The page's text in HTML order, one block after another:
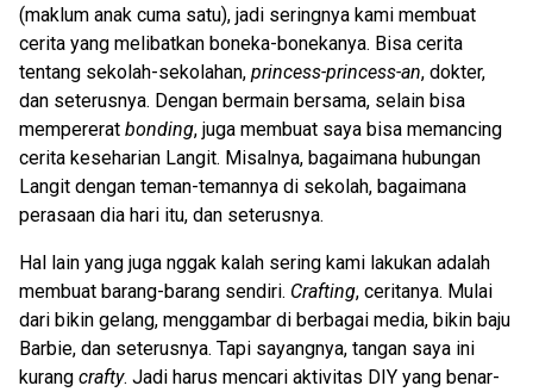
(maklum anak cuma satu), jadi seringnya kami membuat
cerita yang melibatkan boneka-bonekanya. Bisa cerita
tentang sekolah-sekolahan, princess-princess-an, dokter,
dan seterusnya. Dengan bermain bersama, selain bisa
mempererat bonding, juga membuat saya bisa memancing
cerita keseharian Langit. Misalnya, bagaimana hubungan
Langit dengan teman-temannya di sekolah, bagaimana
perasaan dia hari itu, dan seterusnya.
Hal lain yang juga nggak kalah sering kami lakukan adalah
membuat barang-barang sendiri. Crafting, ceritanya. Mulai
dari bikin gelang, menggambar di berbagai media, bikin baju
Barbie, dan seterusnya. Tapi sayangnya, tangan saya ini
kurang crafty. Jadi harus mencari aktivitas DIY yang benar-